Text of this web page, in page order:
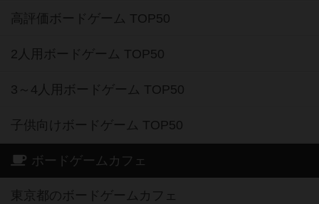
高評価ボードゲーム TOP50
2人用ボードゲーム TOP50
3～4人用ボードゲーム TOP50
子供向けボードゲーム TOP50
ボードゲームカフェ
東京都のボードゲームカフェ